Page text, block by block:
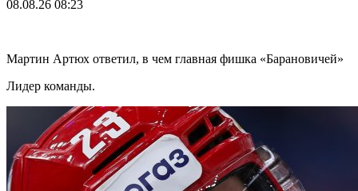
08.08.26 08:23
Мартин Артюх ответил, в чем главная фишка «Барановичей»
Лидер команды.